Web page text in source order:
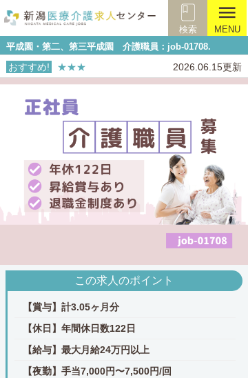
検索
menu
MENU
平成園・第二、第三平成園 介護職員：job-01708.
おすすめ! ★★★ 2026.06.15更新
この求人のポイント
【賞与】計3.05ヶ月分
【休日】年間休日数122日
【給与】最大月給24万円以上
【夜勤】手当7,000円〜7,500円/回